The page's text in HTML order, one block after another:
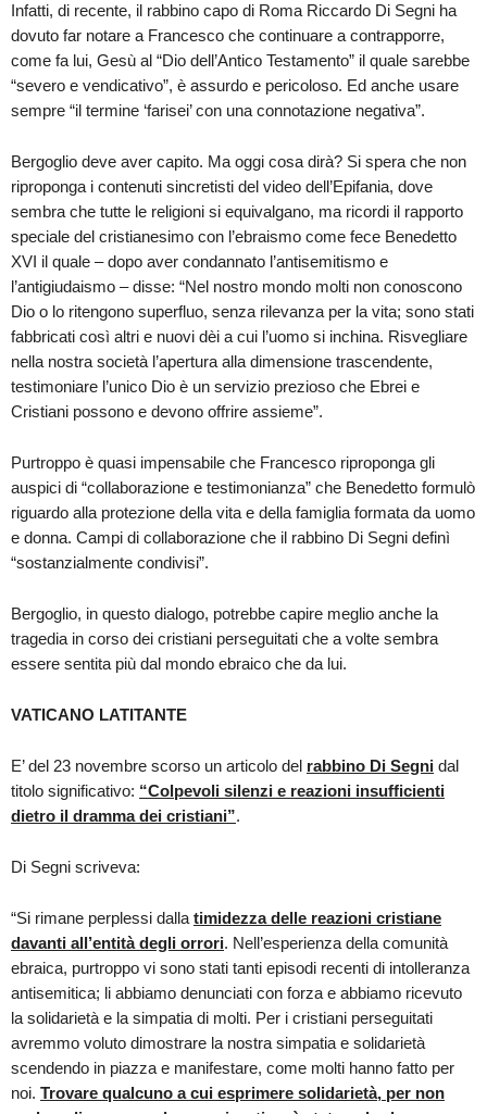
Infatti, di recente, il rabbino capo di Roma Riccardo Di Segni ha
dovuto far notare a Francesco che continuare a contrapporre,
come fa lui, Gesù al “Dio dell’Antico Testamento” il quale sarebbe
“severo e vendicativo”, è assurdo e pericoloso. Ed anche usare
sempre “il termine ‘farisei’ con una connotazione negativa”.
Bergoglio deve aver capito. Ma oggi cosa dirà? Si spera che non
riproponga i contenuti sincretisti del video dell’Epifania, dove
sembra che tutte le religioni si equivalgano, ma ricordi il rapporto
speciale del cristianesimo con l’ebraismo come fece Benedetto
XVI il quale – dopo aver condannato l’antisemitismo e
l’antigiudaismo – disse: “Nel nostro mondo molti non conoscono
Dio o lo ritengono superfluo, senza rilevanza per la vita; sono stati
fabbricati così altri e nuovi dèi a cui l’uomo si inchina. Risvegliare
nella nostra società l’apertura alla dimensione trascendente,
testimoniare l’unico Dio è un servizio prezioso che Ebrei e
Cristiani possono e devono offrire assieme”.
Purtroppo è quasi impensabile che Francesco riproponga gli
auspici di “collaborazione e testimonianza” che Benedetto formulò
riguardo alla protezione della vita e della famiglia formata da uomo
e donna. Campi di collaborazione che il rabbino Di Segni definì
“sostanzialmente condivisi”.
Bergoglio, in questo dialogo, potrebbe capire meglio anche la
tragedia in corso dei cristiani perseguitati che a volte sembra
essere sentita più dal mondo ebraico che da lui.
VATICANO LATITANTE
E’ del 23 novembre scorso un articolo del rabbino Di Segni dal
titolo significativo: “Colpevoli silenzi e reazioni insufficienti
dietro il dramma dei cristiani”.
Di Segni scriveva:
“Si rimane perplessi dalla timidezza delle reazioni cristiane
davanti all’entità degli orrori. Nell’esperienza della comunità
ebraica, purtroppo vi sono stati tanti episodi recenti di intolleranza
antisemitica; li abbiamo denunciati con forza e abbiamo ricevuto
la solidarietà e la simpatia di molti. Per i cristiani perseguitati
avremmo voluto dimostrare la nostra simpatia e solidarietà
scendendo in piazza e manifestare, come molti hanno fatto per
noi. Trovare qualcuno a cui esprimere solidarietà, per non